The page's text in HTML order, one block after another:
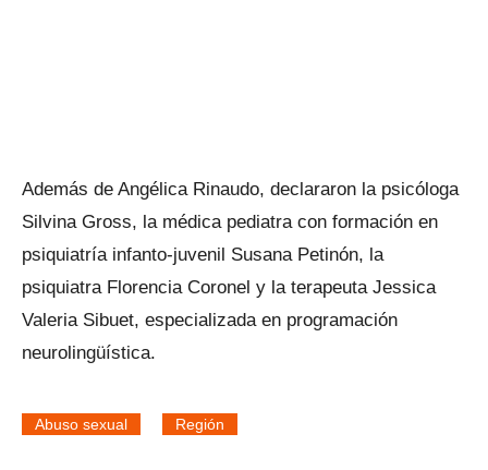
Además de Angélica Rinaudo, declararon la psicóloga
Silvina Gross, la médica pediatra con formación en
psiquiatría infanto-juvenil Susana Petinón, la
psiquiatra Florencia Coronel y la terapeuta Jessica
Valeria Sibuet, especializada en programación
neurolingüística.
Abuso sexual Región